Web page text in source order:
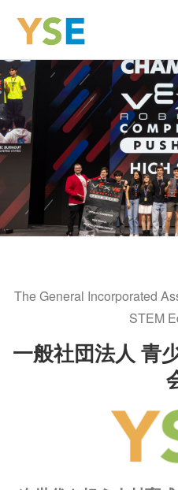
ン
ツ
へ
ス
キ
プ
HOME EVENTS
VEX ROBOTICS TEAM
SPONSOR ABOUT US
The General Incorporated
STEM
一般社団法人 青